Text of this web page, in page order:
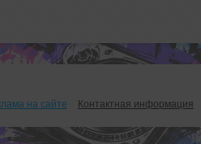
на сайте Контактная информация